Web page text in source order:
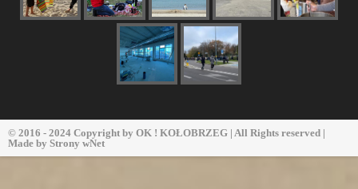
© 2016 - 2024 Copyright by OK ! KOŁOBRZEG | All Rights reserved |
Made by Strony wNet